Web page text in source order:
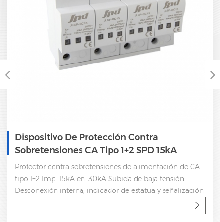
Dispositivo De Protección Contra
Sobretensiones CA Tipo 1+2 SPD 15kA
Protector contra sobretensiones de alimentación de CA
tipo 1+2 Imp: 15kA en: 30kA Subida de baja tensión
Desconexión interna, indicador de estatua y señalización